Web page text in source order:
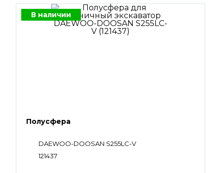
В наличии
Полусфера
DAEWOO-DOOSAN S255LC-V
121437